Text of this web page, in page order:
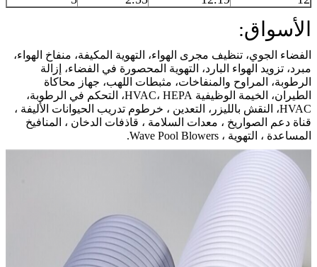
الأسواق:
الفضاء الجوي، تنظيف مجرى الهواء، التهوية المكيفة، منفاخ الهواء،
مبرد، تزويد الهواء البارد، التهوية المحصورة في الفضاء، إزالة
الرطوبة، المراوح والمنفاخات، مثبطات اللهب، جهاز محاكاة
الطيران، الخيمة الوظيفية HVAC، HEPA، التحكم في الرطوبة،
HVAC، النقش بالليزر، التعدين ، خرطوم تدريب الحيوانات الأليفة ،
قناة دعم الصواريخ ، معدات السلامة ، قاذفات الدخان ، المنافيخ
المساعدة ، التهوية ، Wave Pool Blowers.